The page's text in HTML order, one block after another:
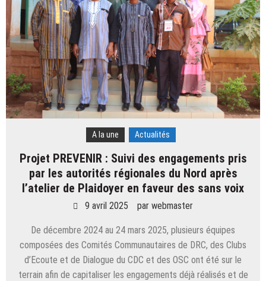
A la une Actualités
Projet PREVENIR : Suivi des engagements pris
par les autorités régionales du Nord après
l’atelier de Plaidoyer en faveur des sans voix
9 avril 2025 par webmaster
De décembre 2024 au 24 mars 2025, plusieurs équipes
composées des Comités Communautaires de DRC, des Clubs
d’Ecoute et de Dialogue du CDC et des OSC ont été sur le
terrain afin de capitaliser les engagements déjà réalisés et de